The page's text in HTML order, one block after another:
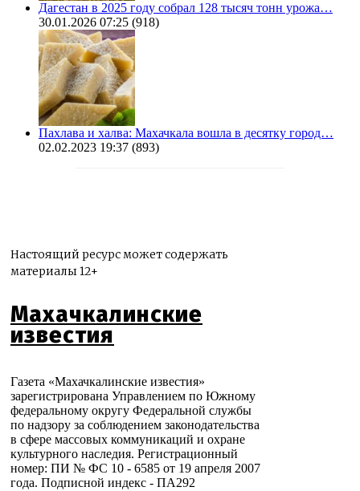
Дагестан в 2025 году собрал 128 тысяч тонн урожа…
30.01.2026 07:25 (918)
Пахлава и халва: Махачкала вошла в десятку город…
02.02.2023 19:37 (893)
Настоящий ресурс может содержать
материалы 12+
Махачкалинские
известия
Газета «Махачкалинские известия»
зарегистрирована Управлением по Южному
федеральному округу Федеральной службы
по надзору за соблюдением законодательства
в сфере массовых коммуникаций и охране
культурного наследия. Регистрационный
номер: ПИ № ФС 10 - 6585 от 19 апреля 2007
года. Подписной индекс - ПА292